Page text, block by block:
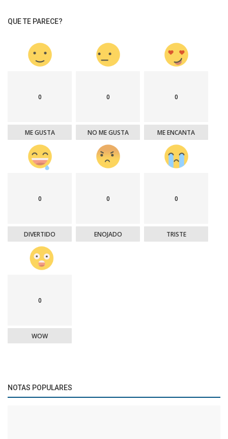
QUE TE PARECE?
0
ME GUSTA
0
NO ME GUSTA
0
ME ENCANTA
0
DIVERTIDO
0
ENOJADO
0
TRISTE
0
WOW
NOTAS POPULARES